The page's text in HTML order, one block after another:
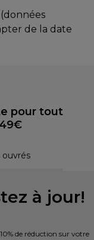
de la date
pour tout
ouvrés
à jour!
de réduction sur votre